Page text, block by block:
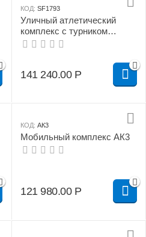
КОД: SF1793
Уличный атлетический
комплекс с турником
УТК-019 (AK8)
141 240.00 Р
КОД: АК3
Мобильный комплекс АК3
121 980.00 Р